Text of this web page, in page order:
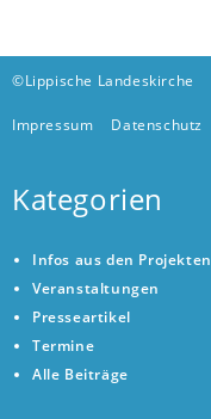
©Lippische Landeskirche
Impressum Datenschutz
Kategorien
Infos aus den Projekten
Veranstaltungen
Presseartikel
Termine
Alle Beiträge